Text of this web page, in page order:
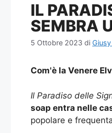
IL
SEMBRA
5 Ottobre 2023 di
Com'è la Venere
Il Paradiso delle
soap entra nelle
popolare e